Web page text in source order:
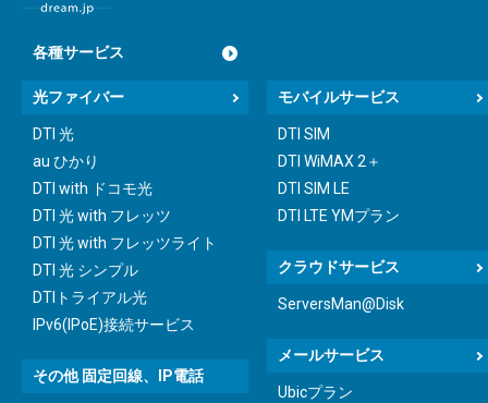
各種サービス
光ファイバー
DTI 光
au ひかり
DTI with ドコモ光
DTI 光 with フレッツ
DTI 光 with フレッツライト
DTI 光 シンプル
DTIトライアル光
IPv6(IPoE)接続サービス
その他 固定回線、IP電話
モバイルサービス
DTI SIM
DTI WiMAX 2＋
DTI SIM LE
DTI LTE YMプラン
クラウドサービス
ServersMan@Disk
メールサービス
Ubicプラン